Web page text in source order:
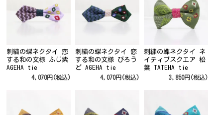
刺繍の蝶ネクタイ 恋
する和の文様 ふじ紫
AGEHA tie
4,070円(税込)
刺繍の蝶ネクタイ 恋
する和の文様 びろう
ど AGEHA tie
4,070円(税込)
刺繍の蝶ネクタイ ネ
イティブスクエア 松
葉 TATEHA tie
3,850円(税込)